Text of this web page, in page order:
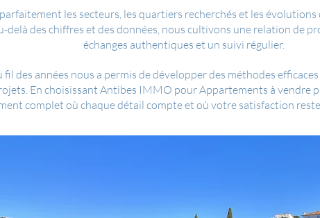
les secteurs, les quartiers recherchés et les
delà des chiffres et des données, nous cultivons une relation de
échanges authentiques et un suivi régulier.
des années nous a permis de développer des méthodes
En choisissant Antibes IMMO pour Appartements à vendre
complet où chaque détail compte et où votre satisfaction